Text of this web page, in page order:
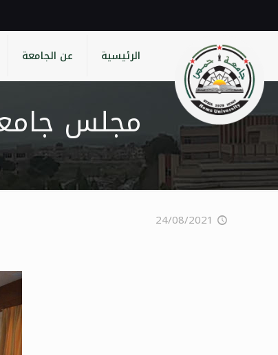
الرئيسية عن الجامعة
مجلس جامعة يعقد
24/08/2021